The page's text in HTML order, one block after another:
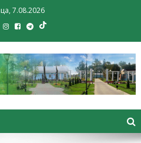
7.08.2026
навiны.
Районная